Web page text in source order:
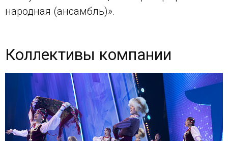
народная (ансамбль)».
Коллективы компании